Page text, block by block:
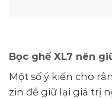
Bọc ghế XL7 nên
Một số ý kiến cho
zin để giữ lại giá trị